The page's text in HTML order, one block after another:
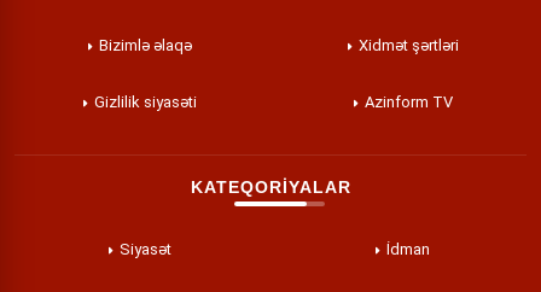
Bizimlə əlaqə Xidmət şərtləri
Gizlilik siyasəti Azinform TV
KATEQORİYALAR
Siyasət İdman